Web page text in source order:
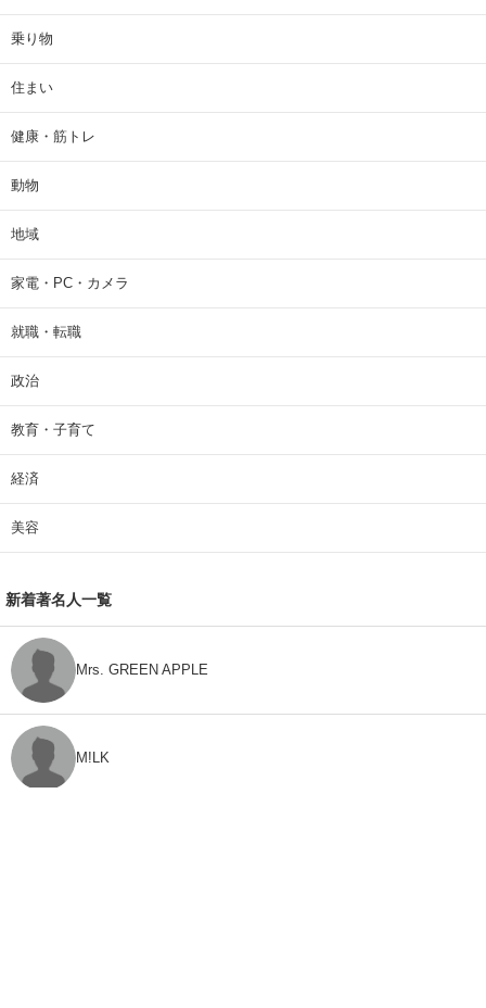
乗り物
住まい
健康・筋トレ
動物
地域
家電・PC・カメラ
就職・転職
政治
教育・子育て
経済
美容
新着著名人一覧
Mrs. GREEN APPLE
M!LK